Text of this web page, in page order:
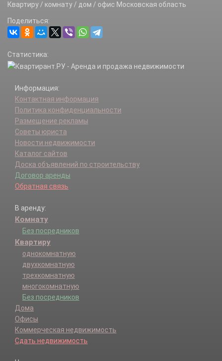
Квартиру / комнату / дом / офис Московская область
Поделиться:
Статистика:
Информация:
Контактная информация
Политика конфиденциальности
Размещение рекламы
Советы юриста
Новости недвижимости
Каталог сайтов
Доска объявлений по строительству
Договор аренды
Обратная связь
В аренду:
Комнату
Без посредников
Квартиру
однокомнатную
двухкомнатную
трехкомнатную
многокомнатную
Без посредников
Дома
Офисы
Коммерческая недвижимость
Сдать недвижимость